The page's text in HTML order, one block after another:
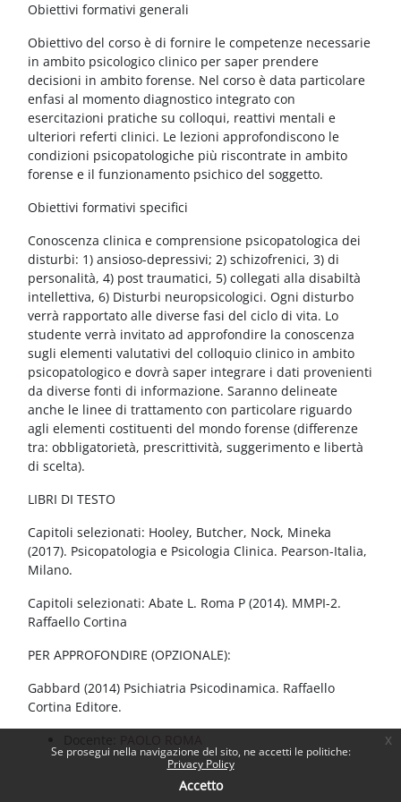
Vai al contenuto principale
Se prosegui nella navigazione del sito, ne accetti le politiche:
Privacy Policy
Accetto
x
Blocchi
Obiettivi formativi generali
Obiettivo del corso è di fornire le competenze necessarie
in ambito psicologico clinico per saper prendere
decisioni in ambito forense. Nel corso è data particolare
enfasi al momento diagnostico integrato con
esercitazioni pratiche su colloqui, reattivi mentali e
ulteriori referti clinici. Le lezioni approfondiscono le
condizioni psicopatologiche più riscontrate in ambito
forense e il funzionamento psichico del soggetto.
Obiettivi formativi specifici
Conoscenza clinica e comprensione psicopatologica dei
disturbi: 1) ansioso-depressivi; 2) schizofrenici, 3) di
personalità, 4) post traumatici, 5) collegati alla disabiltà
intellettiva, 6) Disturbi neuropsicologici. Ogni disturbo
verrà rapportato alle diverse fasi del ciclo di vita. Lo
studente verrà invitato ad approfondire la conoscenza
sugli elementi valutativi del colloquio clinico in ambito
psicopatologico e dovrà saper integrare i dati provenienti
da diverse fonti di informazione. Saranno delineate
anche le linee di trattamento con particolare riguardo
agli elementi costituenti del mondo forense (differenze
tra: obbligatorietà, prescrittività, suggerimento e libertà
di scelta).
LIBRI DI TESTO
Capitoli selezionati: Hooley, Butcher, Nock, Mineka
(2017). Psicopatologia e Psicologia Clinica. Pearson-Italia,
Milano.
Capitoli selezionati: Abate L. Roma P (2014). MMPI-2.
Raffaello Cortina
PER APPROFONDIRE (OPZIONALE):
Gabbard (2014) Psichiatria Psicodinamica. Raffaello
Cortina Editore.